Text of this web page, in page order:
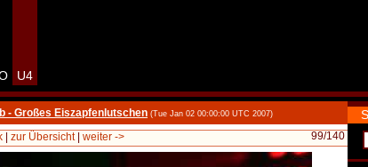
U4
- Großes Eiszapfenlutschen (Tue Jan 02 00:00:00 UTC 2007)
99/140
| zur Übersicht| weiter ->